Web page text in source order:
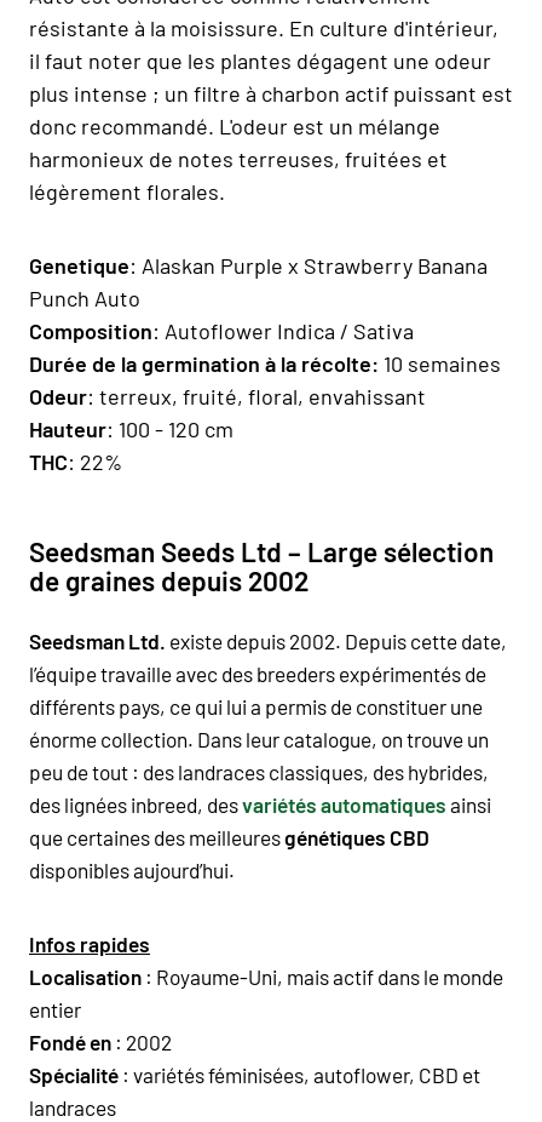
résistante à la moisissure. En culture d'intérieur,
il faut noter que les plantes dégagent une odeur
plus intense ; un filtre à charbon actif puissant est
donc recommandé. L'odeur est un mélange
harmonieux de notes terreuses, fruitées et
légèrement florales.
Genetique: Alaskan Purple x Strawberry Banana
Punch Auto
Composition: Autoflower Indica / Sativa
Durée de la germination à la récolte: 10 semaines
Odeur: terreux, fruité, floral, envahissant
Hauteur: 100 - 120 cm
THC: 22%
Seedsman Seeds Ltd – Large sélection
de graines depuis 2002
Seedsman Ltd. existe depuis 2002. Depuis cette date,
l’équipe travaille avec des breeders expérimentés de
différents pays, ce qui lui a permis de constituer une
énorme collection. Dans leur catalogue, on trouve un
peu de tout : des landraces classiques, des hybrides,
des lignées inbreed, desvariétés automatiques ainsi
que certaines des meilleuresgénétiques CBD
disponibles aujourd’hui.
Infos rapides
Localisation : Royaume-Uni, mais actif dans le monde
entier
Fondé en : 2002
Spécialité : variétés féminisées, autoflower, CBD et
landraces